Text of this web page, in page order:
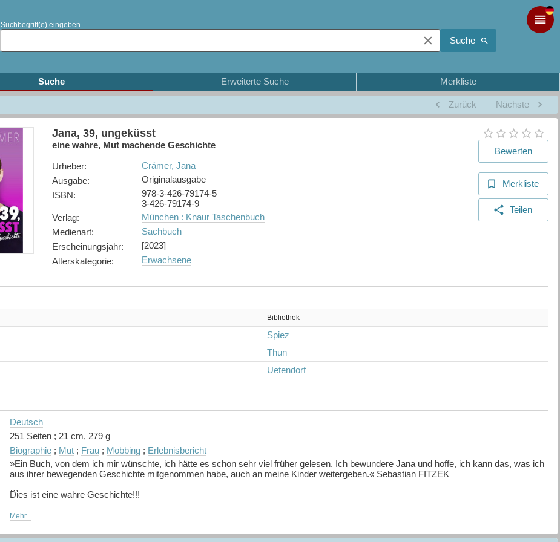
Suchbegriff(e) eingeben
Suche
Suche Erweiterte Suche Merkliste
Zurück Nächste
Jana, 39, ungeküsst
eine wahre, Mut machende Geschichte
Urheber:
Crämer, Jana
Ausgabe:
Originalausgabe
ISBN:
978-3-426-79174-5
3-426-79174-9
Verlag:
München : Knaur Taschenbuch
Medienart:
Sachbuch
Erscheinungsjahr:
[2023]
Alterskategorie: Erwachsene
Bewerten
Merkliste
Teilen
Bibliothek
Spiez
Thun
Uetendorf
Deutsch
251 Seiten ; 21 cm, 279 g
Biographie; Mut; Frau; Mobbing; Erlebnisbericht
»Ein Buch, von dem ich mir wünschte, ich hätte es schon sehr viel früher gelesen. Ich bewundere Jana und hoffe, ich kann das, was ich
aus ihrer bewegenden Geschichte mitgenommen habe, auch an meine Kinder weitergeben.« Sebastian FITZEK
Dies ist eine wahre Geschichte!!!
Jana Crämer ist 39 Jahre alt. Smart sympathisch, humorvoll und beruflich erfolgreich. Etwas aber unterscheidet sie von den meisten
verlieben ihr grosser, unerfüllter Traum ist, ist sie dennoch in all den Jahren nicht an ihm zerbrochen.
Mehr...